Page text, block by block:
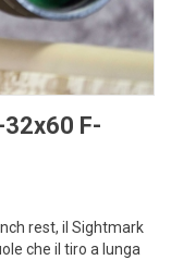
F-
rest, il Sightmark
che il tiro a lunga